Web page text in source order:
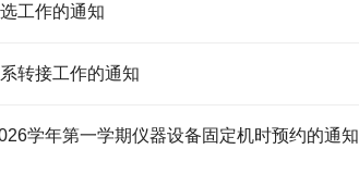
工作的通知
转接工作的通知
学年第一学期仪器设备固定机时预约的通知